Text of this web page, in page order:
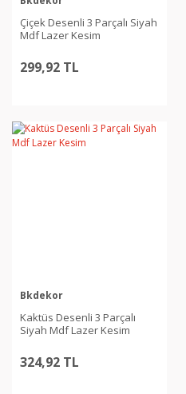
Çiçek Desenli 3 Parçalı Siyah
Mdf Lazer Kesim
299,92 TL
Bkdekor
Kaktüs Desenli 3 Parçalı
Siyah Mdf Lazer Kesim
324,92 TL